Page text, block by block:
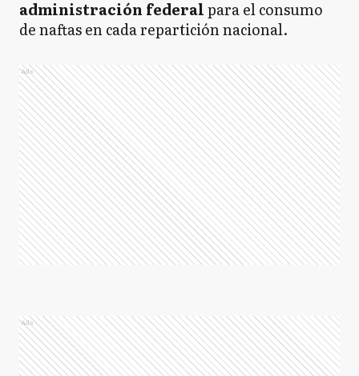
administración federalpara el consumo
de naftas en cada repartición nacional.
Ads
Ads